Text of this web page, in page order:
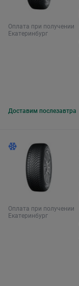
Оплата при получении
Екатеринбург
Доставим послезавтра
Оплата при получении
Екатеринбург